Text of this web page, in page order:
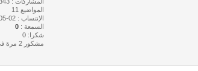
المواضيع 11
الإنتساب : 02-05-2012
السمعة :0
شكرا: 0
مشكور 2 مرة في 2 موضوع